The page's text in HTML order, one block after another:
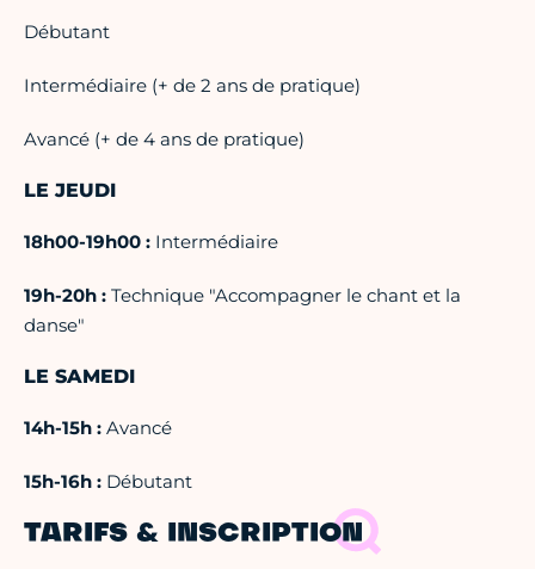
Débutant
Intermédiaire (+ de 2 ans de pratique)
Avancé (+ de 4 ans de pratique)
LE JEUDI
18h00-19h00 : Intermédiaire
19h-20h : Technique "Accompagner le chant et la
danse"
LE SAMEDI
14h-15h : Avancé
15h-16h : Débutant
TARIFS & INSCRIPTION